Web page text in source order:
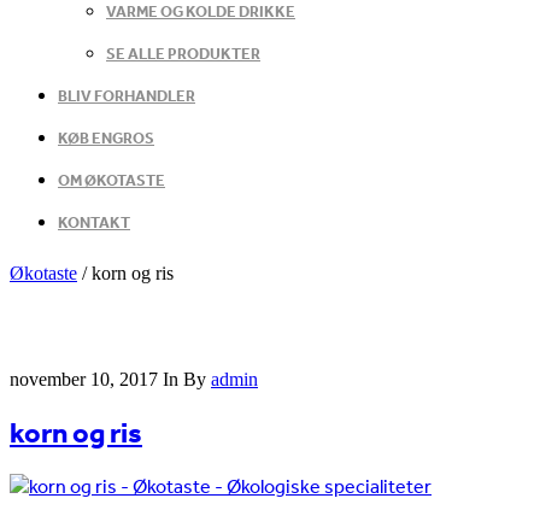
VARME OG KOLDE DRIKKE
SE ALLE PRODUKTER
BLIV FORHANDLER
KØB ENGROS
OM ØKOTASTE
KONTAKT
Økotaste /korn og ris
november 10, 2017 In By admin
korn og ris